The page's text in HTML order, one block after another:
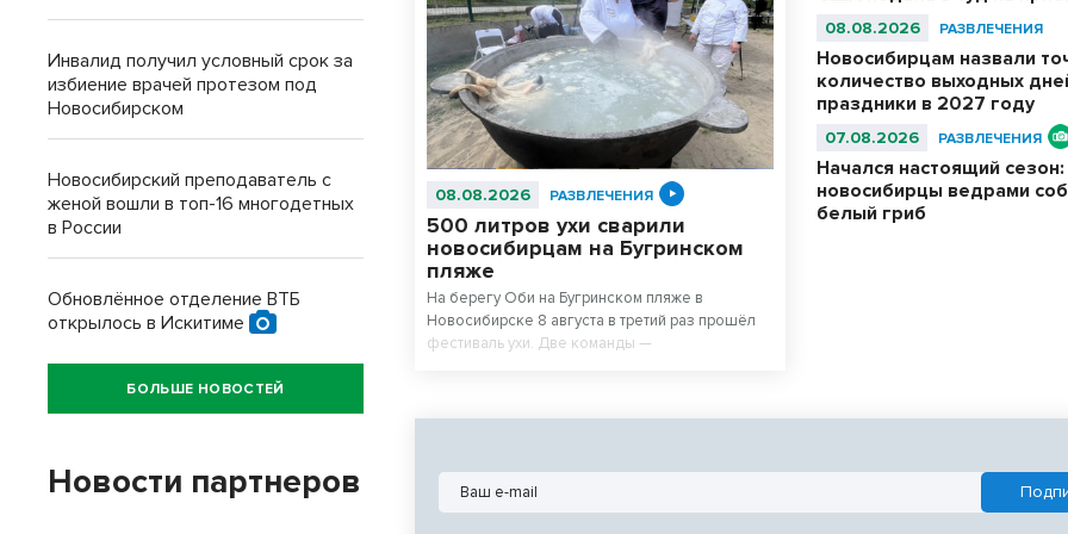
08.08.2026 РАЗВЛЕЧЕНИЯ
500 литров ухи сварили
новосибирцам на Бугринском
пляже
На берегу Оби на Бугринском пляже в
Новосибирске 8 августа в третий раз прошёл
фестиваль ухи. Две команды —
не ушел никто.
08.08.2026 РАЗВЛЕЧЕНИЯ
Новосибирцам назвали
количество выходных
праздники в 2027 году
07.08.2026 РАЗВЛЕЧЕНИЯ
Начался настоящий сезон:
новосибирцы ведрами
белый гриб
Инвалид получил условный срок за
избиение врачей протезом под
Новосибирском
Новосибирский преподаватель с
женой вошли в топ-16 многодетных
в России
Обновлённое отделение ВТБ
открылось в Искитиме
БОЛЬШЕ НОВОСТЕЙ
Новости партнеров